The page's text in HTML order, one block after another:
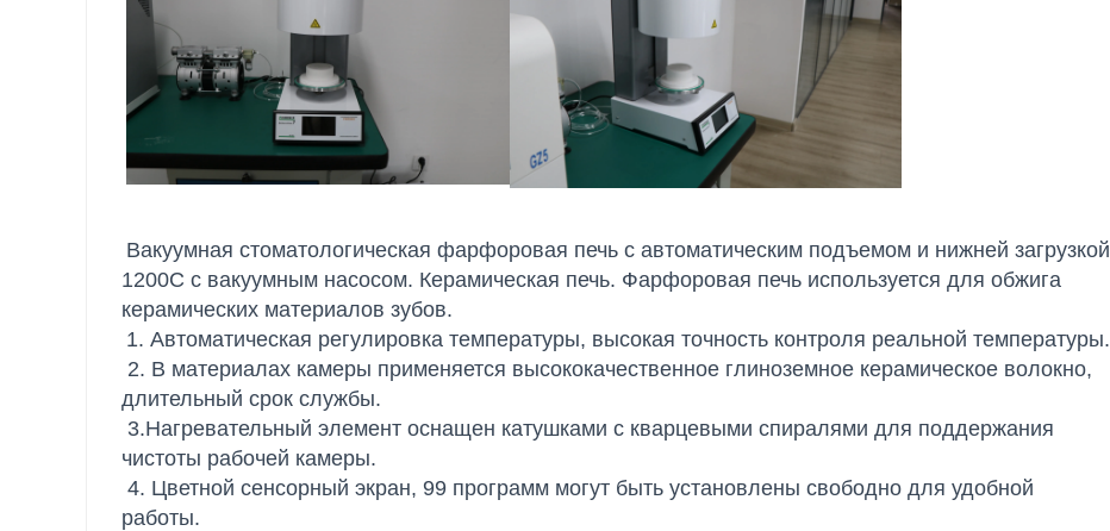
Вакуумная стоматологическая фарфоровая печь с автоматическим подъемом и нижней загрузкой
1200C с вакуумным насосом. Керамическая печь. Фарфоровая печь используется для обжига
керамических материалов зубов.
1. Автоматическая регулировка температуры, высокая точность контроля реальной температуры.
длительный срок службы.
чистоты рабочей камеры.
работы.